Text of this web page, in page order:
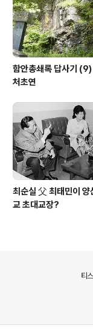
함안총쇄록 답사기 (9)
처초연
최순실 父 최태민이 양
교 초대교장?
티